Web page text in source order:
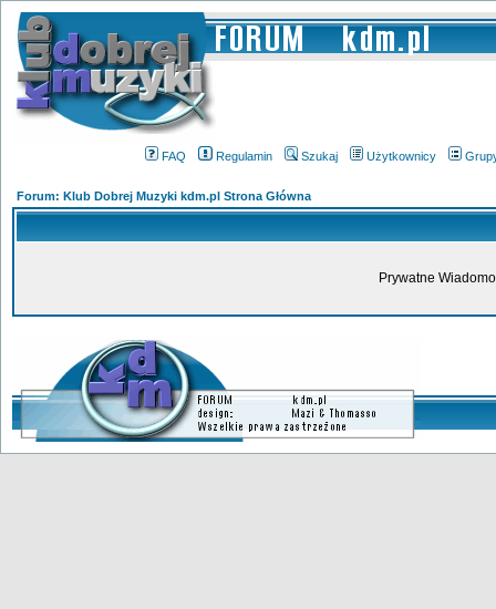
FAQ Regulamin Szukaj Użytkownicy
Forum: Klub Dobrej Muzyki kdm.pl Strona Główna
Prywatne